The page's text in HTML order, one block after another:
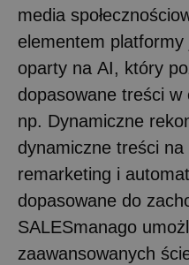
media
elementem
oparty na AI, który
dopasowane treści
np. Dynamiczne
dynamiczne treści
remarketing i
dopasowane do
SALESmanago
zaawansowanych